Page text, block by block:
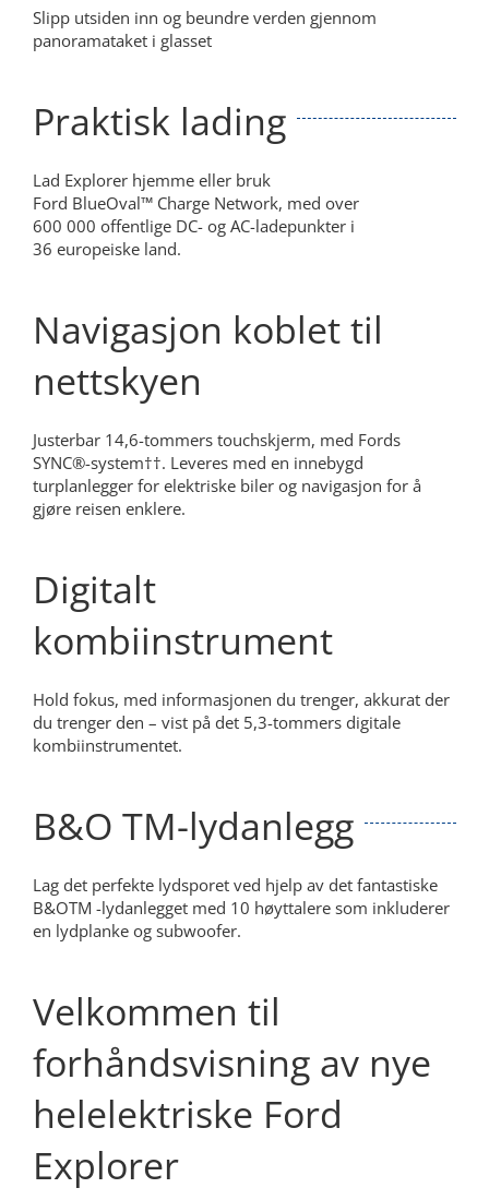
Slipp utsiden inn og beundre verden gjennom
panoramataket i glasset
Praktisk lading
Lad Explorer hjemme eller bruk
Ford BlueOval™ Charge Network, med over
600 000 offentlige DC- og AC-ladepunkter i
36 europeiske land.
Navigasjon koblet til
nettskyen
Justerbar 14,6-tommers touchskjerm, med Fords
SYNC®-system††. Leveres med en innebygd
turplanlegger for elektriske biler og navigasjon for å
gjøre reisen enklere.
Digitalt
kombiinstrument
Hold fokus, med informasjonen du trenger, akkurat der
du trenger den – vist på det 5,3-tommers digitale
kombiinstrumentet.
B&O TM-lydanlegg
Lag det perfekte lydsporet ved hjelp av det fantastiske
B&OTM -lydanlegget med 10 høyttalere som inkluderer
en lydplanke og subwoofer.
Velkommen til
forhåndsvisning av nye
helelektriske Ford
Explorer